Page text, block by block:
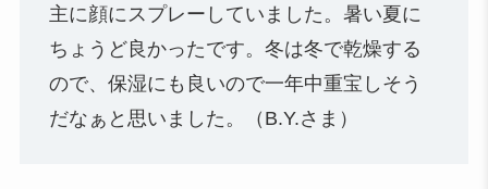
主に顔にスプレーしていました。暑い夏に
ちょうど良かったです。冬は冬で乾燥する
ので、保湿にも良いので一年中重宝しそう
だなぁと思いました。（B.Y.さま）